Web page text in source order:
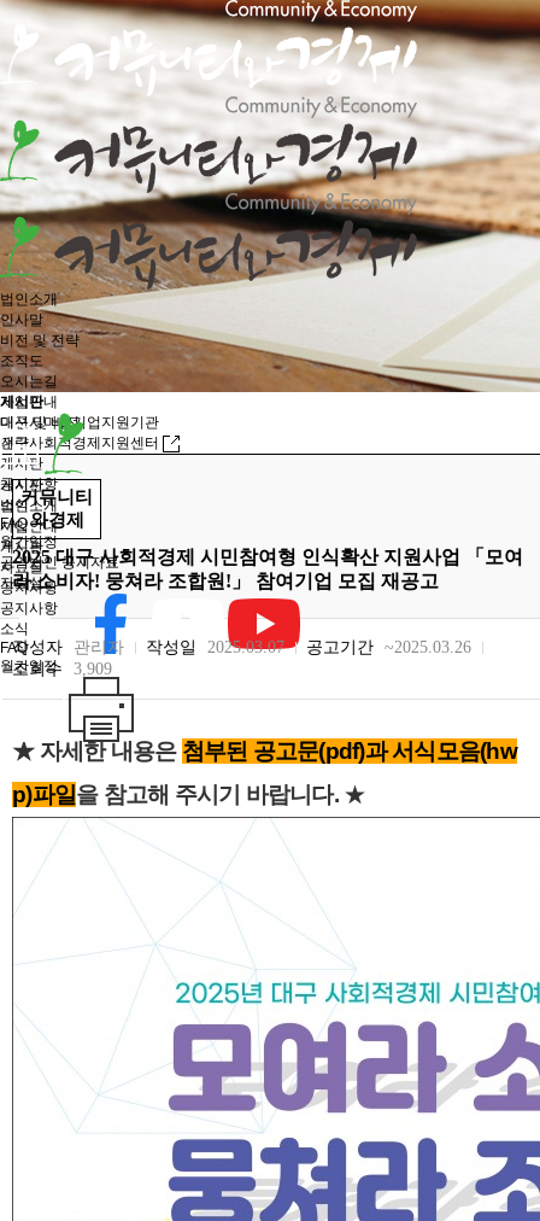
법인소개
인사말
비전 및 전략
조직도
오시는길
사업안내
대구시마을기업지원기관
대구사회적경제지원센터
게시판
공지사항
소식
FAQ
월간일정
공익법인 공시자료
자료실
게시판
게시판
법인소개
사업안내
게시판
자료실
공지사항
공지사항
소식
FAQ
월간일정
미션 및 비전
전략
커뮤니티
와경제
2025 대구 사회적경제 시민참여형 인식확산 지원사업 「모여
라 소비자! 뭉쳐라 조합원!」 참여기업 모집 재공고
작성자 관리자 작성일 2025.03.07 공고기간 ~2025.03.26
조회수
3,909
★ 자세한 내용은 첨부된 공고문(pdf)과 서식모음(hw
p)파일을 참고해 주시기 바랍니다.★